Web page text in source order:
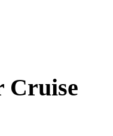
Cruise